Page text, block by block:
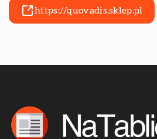
https://quovadis.sklep.pl